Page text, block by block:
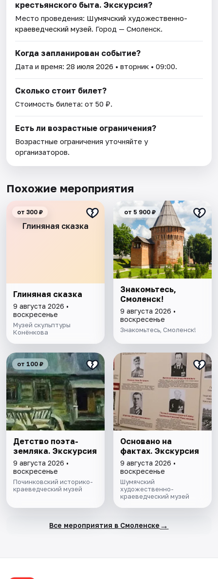
крестьянского быта. Экскурсия?
Место проведения: Шумячский художественно-
краеведческий музей. Город — Смоленск.
Когда запланирован событие?
Дата и время:28 июля 2026 • вторник • 09:00.
Сколько стоит билет?
Стоимость билета: от 50 ₽.
Есть ли возрастные ограничения?
Возрастные ограничения уточняйте у
организаторов.
Похожие мероприятия
Глиняная сказка
от 300 ₽
Глиняная сказка
9 августа 2026 •
воскресенье
Музей скульптуры
Конёнкова
от 5 900 ₽
Знакомьтесь,
Смоленск!
9 августа 2026 •
воскресенье
Знакомьтесь, Смоленск!
от 100 ₽
Детство поэта-
земляка. Экскурсия
9 августа 2026 •
воскресенье
Починковский историко-
краеведческий музей
Основано на
фактах. Экскурсия
9 августа 2026 •
воскресенье
Шумячский
художественно-
краеведческий музей
Все мероприятия в Смоленске →